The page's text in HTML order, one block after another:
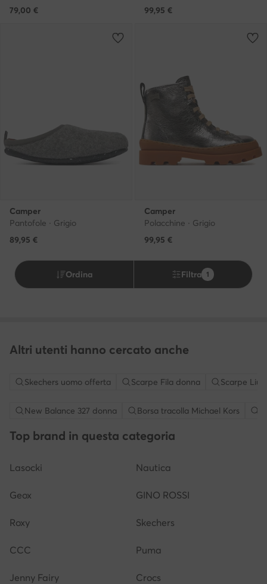
79,00 €
99,95 €
Camper
Pantofole · Grigio
89,95 €
Camper
Polacchine · Grigio
99,95 €
Ordina Filtra 1
Altri utenti hanno cercato anche
Skechers uomo offerta Scarpe Fila donna Scarpe Liu
New Balance 327 donna Borsa tracolla Michael Kors
Top brand in questa categoria
Lasocki Nautica
Geox GINO ROSSI
Roxy Skechers
CCC Puma
Jenny Fairy Crocs